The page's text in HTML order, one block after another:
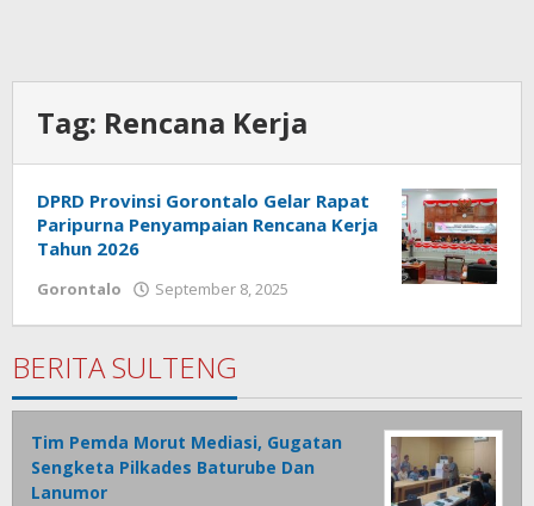
Tag: Rencana Kerja
DPRD Provinsi Gorontalo Gelar Rapat
Paripurna Penyampaian Rencana Kerja
Tahun 2026
Gorontalo September 8, 2025
BERITA SULTENG
Tim Pemda Morut Mediasi, Gugatan
Sengketa Pilkades Baturube Dan
Lanumor